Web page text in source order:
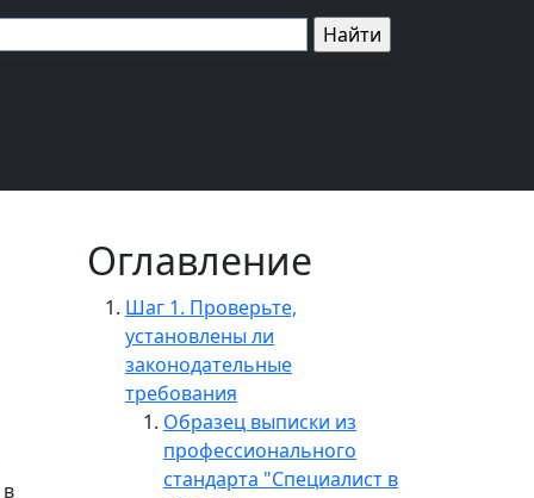
Оглавление
Шаг 1. Проверьте,
установлены ли
законодательные
требования
Образец выписки из
профессионального
стандарта "Специалист в